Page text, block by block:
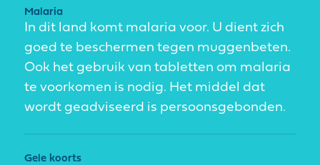
Malaria
In dit land komt malaria voor. U dient zich
goed te beschermen tegen muggenbeten.
Ook het gebruik van tabletten om malaria
te voorkomen is nodig. Het middel dat
wordt geadviseerd is persoonsgebonden.
Gele koorts